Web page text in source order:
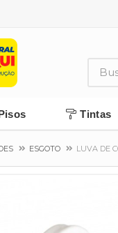
Tintas
ESGOTO LUVA DE